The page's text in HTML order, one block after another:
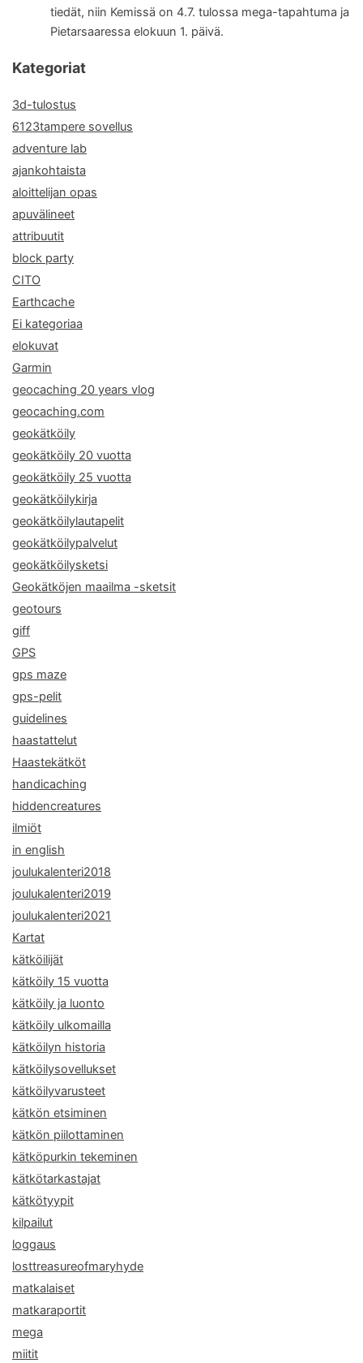
tiedät, niin Kemissä on 4.7. tulossa mega-tapahtuma ja
Pietarsaaressa elokuun 1. päivä.
Kategoriat
3d-tulostus
6123tampere sovellus
adventure lab
ajankohtaista
aloittelijan opas
apuvälineet
attribuutit
block party
CITO
Earthcache
Ei kategoriaa
elokuvat
Garmin
geocaching 20 years vlog
geocaching.com
geokätköily
geokätköily 20 vuotta
geokätköily 25 vuotta
geokätköilykirja
geokätköilylautapelit
geokätköilypalvelut
geokätköilysketsi
Geokätköjen maailma -sketsit
geotours
giff
GPS
gps maze
gps-pelit
guidelines
haastattelut
Haastekätköt
handicaching
hiddencreatures
ilmiöt
in english
joulukalenteri2018
joulukalenteri2019
joulukalenteri2021
Kartat
kätköilijät
kätköily 15 vuotta
kätköily ja luonto
kätköily ulkomailla
kätköilyn historia
kätköilysovellukset
kätköilyvarusteet
kätkön etsiminen
kätkön piilottaminen
kätköpurkin tekeminen
kätkötarkastajat
kätkötyypit
kilpailut
loggaus
losttreasureofmaryhyde
matkalaiset
matkaraportit
mega
miitit